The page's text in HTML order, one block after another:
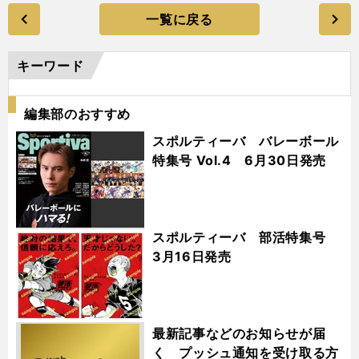
一覧に戻る
キーワード
編集部のおすすめ
スポルティーバ バレーボール
特集号 Vol.4 6月30日発売
スポルティーバ 部活特集号
3月16日発売
最新記事などのお知らせが届
く プッシュ通知を受け取る方